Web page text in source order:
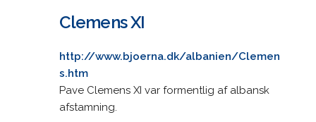
Clemens XI
http://www.bjoerna.dk/albanien/Clemen
s.htm
Pave Clemens XI var formentlig af albansk
afstamning.